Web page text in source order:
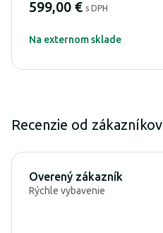
599,00 € s DPH
Na externom sklade
Recenzie od zákazníkov
Overený zákazník
Rýchle vybavenie